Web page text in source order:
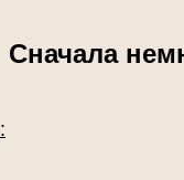
Сначала